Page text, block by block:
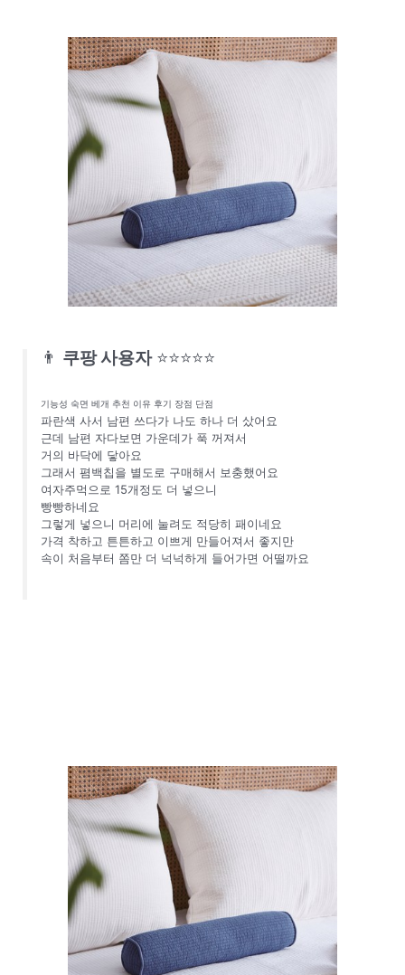
👨 쿠팡 사용자 ⭐⭐⭐⭐⭐
기능성 숙면 베개 추천 이유 후기 장점 단점
파란색 사서 남편 쓰다가 나도 하나 더 샀어요
근데 남편 자다보면 가운데가 푹 꺼져서
거의 바닥에 닿아요
그래서 폄백칩을 별도로 구매해서 보충했어요
여자주먹으로 15개정도 더 넣으니
빵빵하네요
그렇게 넣으니 머리에 눌려도 적당히 패이네요
가격 착하고 튼튼하고 이쁘게 만들어져서 좋지만
속이 처음부터 쫌만 더 넉넉하게 들어가면 어떨까요